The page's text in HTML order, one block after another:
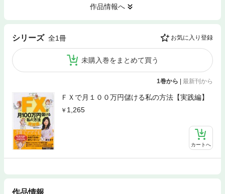
作品情報へ
シリーズ 全1冊 お気に入り登録
未購入巻をまとめて買う
1巻から 最新刊から
ＦＸで月１００万円儲ける私の方法【実践編】
1,265
カートへ
作品情報